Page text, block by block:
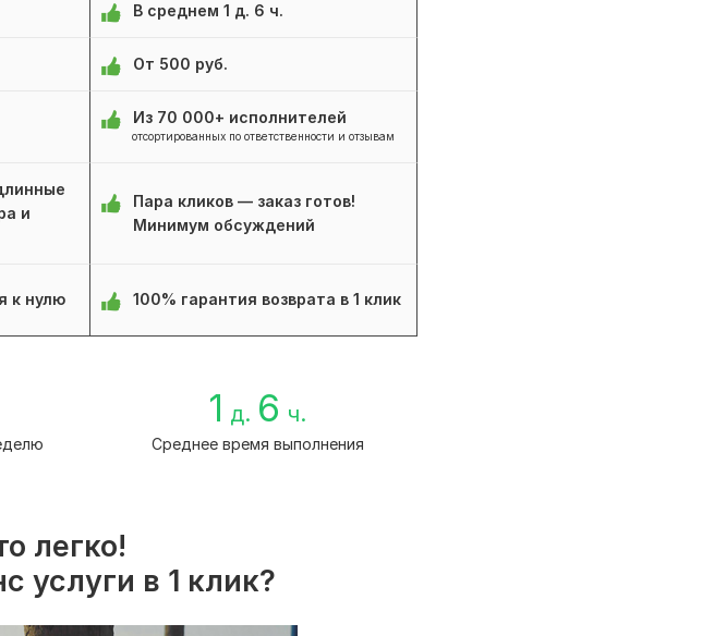
В среднем 1 д. 6 ч.
От 500 руб.
Из 70 000+ исполнителей
отсортированных по ответственности и отзывам
и
Пара кликов — заказ готов!
Минимум обсуждений
к нулю 100% гарантия возврата в 1 клик
1 д. 6 ч.
Среднее время выполнения
легко!
услуги в 1 клик?